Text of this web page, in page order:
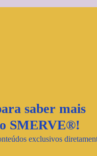
saber mais
SMERVE®!
exclusivos